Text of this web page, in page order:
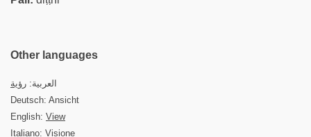
Other languages
العربية: رؤية
Deutsch: Ansicht
English: View
Italiano: Visione